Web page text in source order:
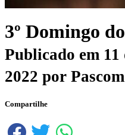
3º Domingo
Publicado em 11
2022 por Pascom
Compartilhe